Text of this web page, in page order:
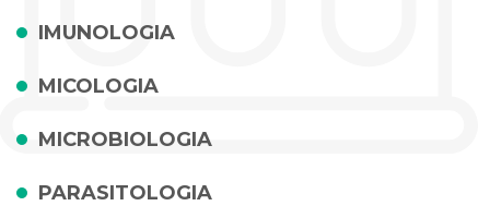
IMUNOLOGIA
MICOLOGIA
MICROBIOLOGIA
PARASITOLOGIA